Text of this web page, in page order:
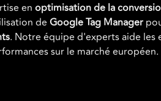
en optimisation de la
de Google Tag Manager
. Notre équipe d'experts aide les
sur le marché